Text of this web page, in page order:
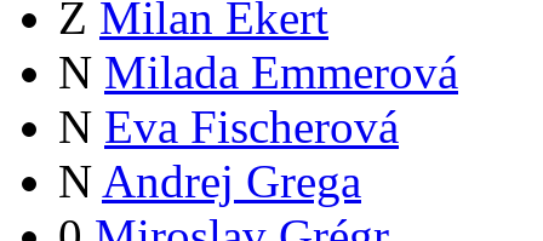
Z Milan Ekert
N Milada Emmerová
N Eva Fischerová
N Andrej Grega